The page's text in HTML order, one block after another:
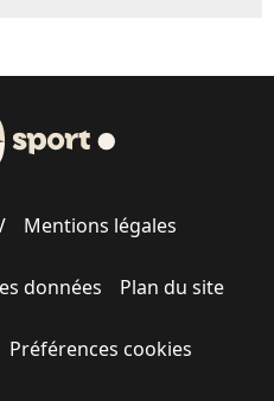
Mentions légales
données Plan du site
Préférences cookies